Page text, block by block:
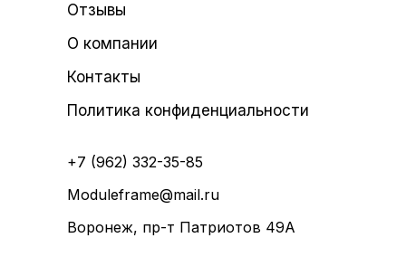
Отзывы
О компании
Контакты
Политика конфиденциальности
+7 (962) 332-35-85
Moduleframe@mail.ru
Воронеж, пр-т Патриотов 49А